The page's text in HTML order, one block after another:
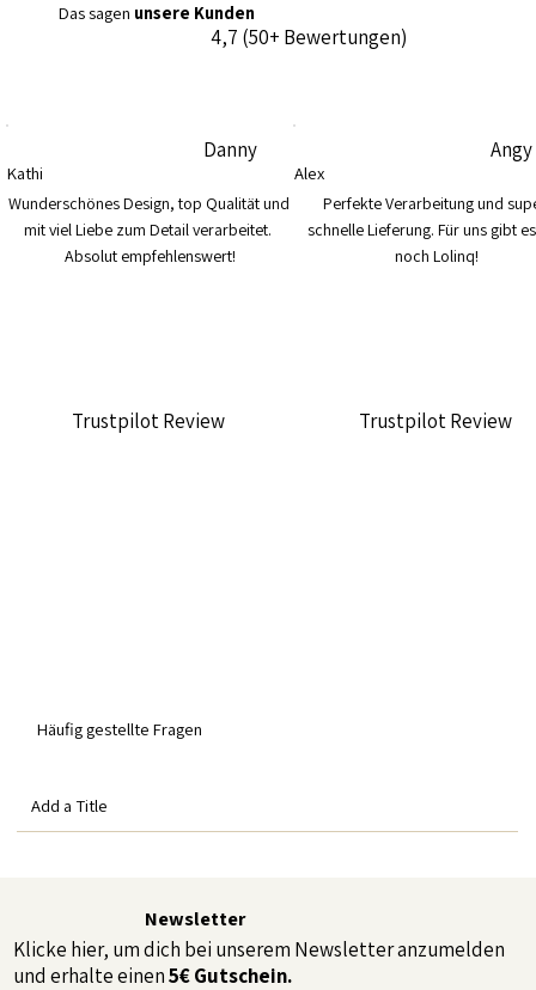
Das sagen unsere Kunden
4,7 (50+ Bewertungen)
Kathi
Wunderschönes Design, top Qualität und
mit viel Liebe zum Detail verarbeitet.
Absolut empfehlenswert!
Danny
Trustpilot Review
Alex
Perfekte Verarbeitung und
schnelle Lieferung. Für uns gibt
noch Lolinq!
Angy
Trustpilot Review
Häufig gestellte Fragen
Add a Title
Newsletter
Klicke hier, um dich bei unserem Newsletter anzumelden
und erhalte einen5€ Gutschein.